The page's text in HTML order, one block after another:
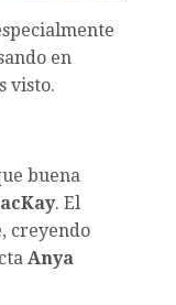
en
visto.
buena
. El
creyendo
Anya